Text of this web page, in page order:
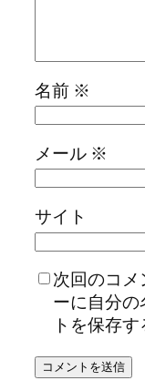
名前 ※
メール ※
サイト
次回のコ
ーに自分の
トを保存す